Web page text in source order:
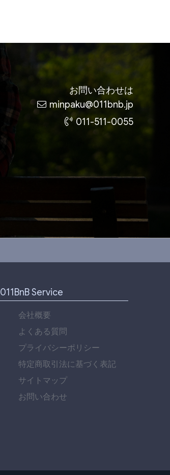
お問い合わせは
minpaku@011bnb.jp
011-511-0055
011BnB Service
会社概要
よくある質問
プライバシーポリシー
特定商取引法に基づく表記
サイトマップ
お問い合わせ